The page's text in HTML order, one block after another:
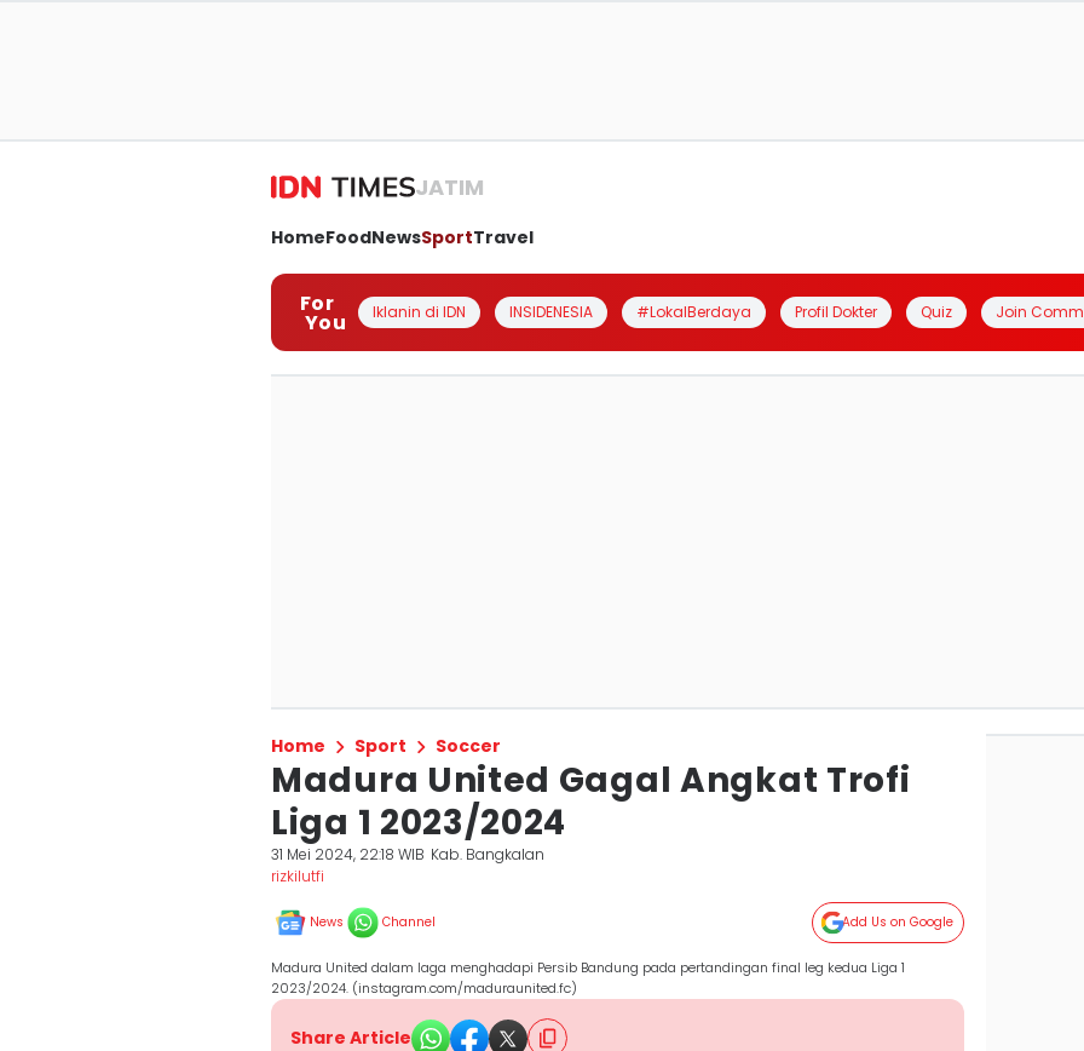
JATIM
HomeFoodNewsSportTravel
For
You Iklanin di IDN INSIDENESIA #LokalBerdaya Profil Dokter Quiz Join
Home Sport Soccer
Madura United Gagal Angkat Trofi
Liga 1 2023/2024
31 Mei 2024, 22:18 WIB Kab. Bangkalan
rizkilutfi
News Channel Add Us on Google
Madura United dalam laga menghadapi Persib Bandung pada pertandingan final leg kedua Liga 1
2023/2024. (instagram.com/maduraunited.fc)
Share Article